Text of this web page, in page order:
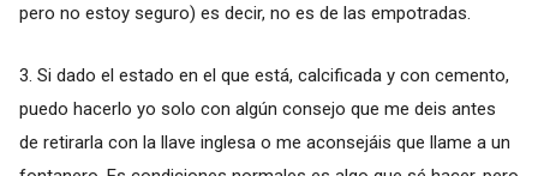
pero no estoy seguro) es decir, no es de las empotradas.
3. Si dado el estado en el que está, calcificada y con cemento,
puedo hacerlo yo solo con algún consejo que me deis antes
de retirarla con la llave inglesa o me aconsejáis que llame a un